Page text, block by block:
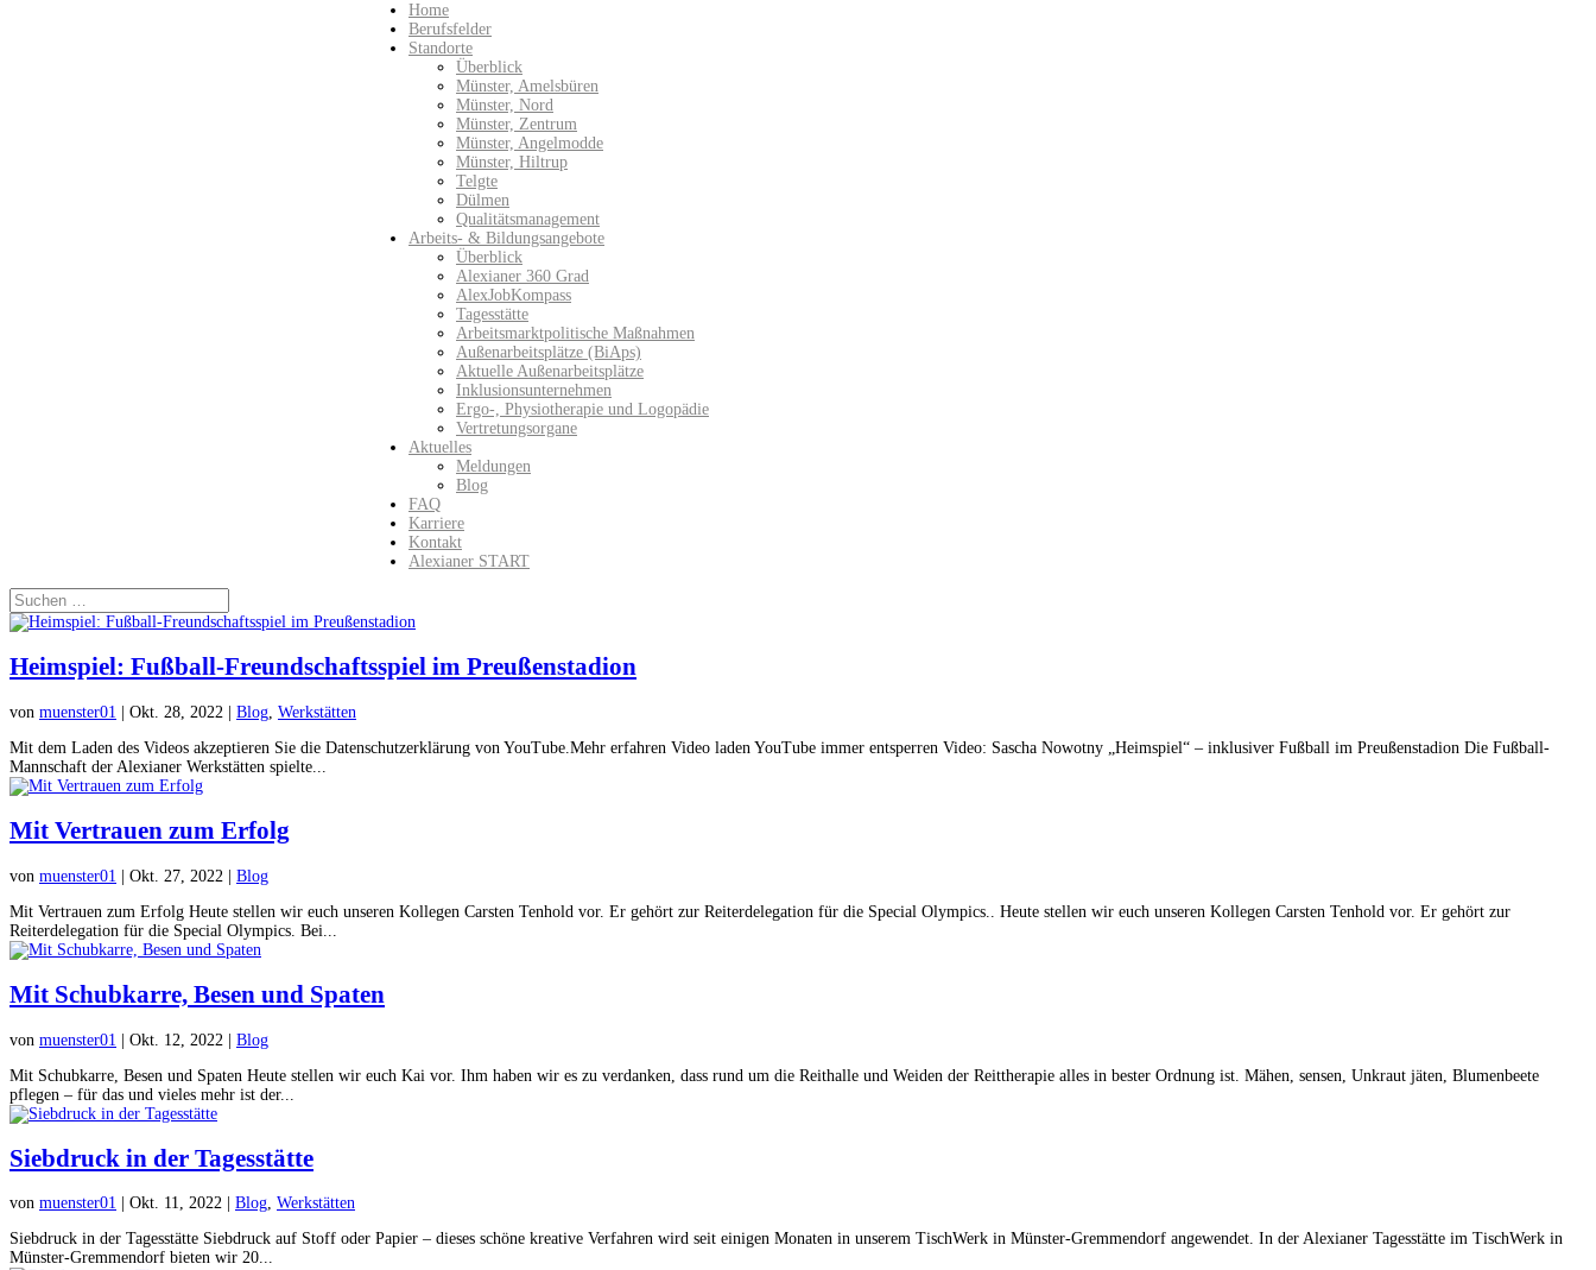
Home
Berufsfelder
Standorte
Überblick
Münster, Amelsbüren
Münster, Nord
Münster, Zentrum
Münster, Angelmodde
Münster, Hiltrup
Telgte
Dülmen
Qualitätsmanagement
Arbeits- & Bildungsangebote
Überblick
Alexianer 360 Grad
AlexJobKompass
Tagesstätte
Arbeitsmarktpolitische Maßnahmen
Außenarbeitsplätze (BiAps)​
Aktuelle Außenarbeitsplätze
Inklusionsunternehmen
Ergo-, Physiotherapie und Logopädie
Vertretungsorgane
Aktuelles
Meldungen
Blog
FAQ
Karriere
Kontakt
Alexianer START
Heimspiel: Fußball-Freundschaftsspiel im Preußenstadion
von muenster01 Okt. 28, 2022 Blog Werkstätten
Mit dem Laden des Videos akzeptieren Sie die Datenschutzerklärung von YouTube.Mehr erfahren Video laden YouTube immer entsperren Video: Sascha Nowotny „Heimspiel“ – inklusiver Fußball im Preußenstadion Die Fußball-
Mannschaft der Alexianer Werkstätten spielte...
Mit Vertrauen zum Erfolg
von muenster01 | Okt. 27, 2022 | Blog
Mit Vertrauen zum Erfolg Heute stellen wir euch unseren Kollegen Carsten Tenhold vor. Er gehört zur Reiterdelegation für die Special Olympics.. Heute stellen wir euch unseren Kollegen Carsten Tenhold vor. Er gehört zur
Reiterdelegation für die Special Olympics. Bei...
Mit Schubkarre, Besen und Spaten
von muenster01 | Okt. 12, 2022 | Blog
Mit Schubkarre, Besen und Spaten Heute stellen wir euch Kai vor. Ihm haben wir es zu verdanken, dass rund um die Reithalle und Weiden der Reittherapie alles in bester Ordnung ist. Mähen, sensen, Unkraut jäten, Blumenbeete
pflegen – für das und vieles mehr ist der...
Siebdruck in der Tagesstätte
von muenster01 Okt. 11, 2022 Blog, Werkstätten
Siebdruck in der Tagesstätte Siebdruck auf Stoff oder Papier – dieses schöne kreative Verfahren wird seit einigen Monaten in unserem TischWerk in Münster-Gremmendorf angewendet. In der Alexianer Tagesstätte im TischWerk in
Münster-Gremmendorf bieten wir 20...